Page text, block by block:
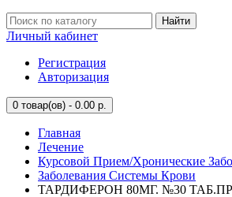
Найти
Личный кабинет
Регистрация
Авторизация
0 товар(ов) - 0.00 р.
Главная
Лечение
Курсовой Прием/Хронические
Заболевания Системы Крови
ТАРДИФЕРОН 80МГ. №30